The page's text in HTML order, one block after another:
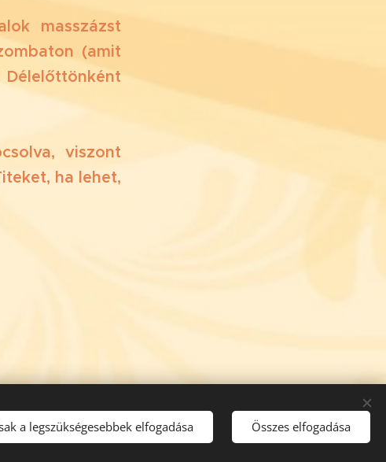
masszázst
(amit
viszont
ha lehet,
a legszükségesebbek elfogadása Összes elfogadása